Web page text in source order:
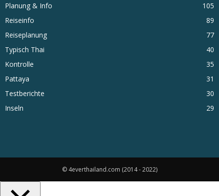
Planung & Info
105
Reiseinfo
89
Reiseplanung
77
Typisch Thai
40
Kontrolle
35
Pattaya
31
Testberichte
30
Inseln
29
© 4everthailand.com (2014 - 2022)